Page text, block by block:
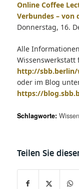
Online Coffee
Verbundes – von
Donnerstag, 16.
Alle
Wissenswerkstatt
http://sbb.berlin/
oder im Blog
https://
Schlagworte: